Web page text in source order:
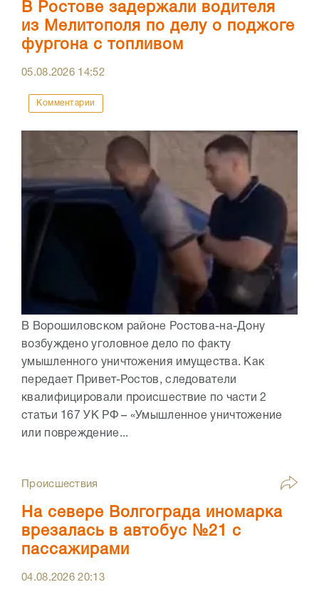
В Ростове задержали водителя
из Мелитополя по делу о поджоге
фургона с топливом
05.08.2026 14:52
Комментарии
В Ворошиловском районе Ростова-на-Дону
возбуждено уголовное дело по факту
умышленного уничтожения имущества. Как
передает Привет-Ростов, следователи
квалифицировали происшествие по части 2
статьи 167 УК РФ – «Умышленное уничтожение
или повреждение...
Происшествия
На севере Волгограда иномарка
врезалась в автобус №21 с
пассажирами
04.08.202620:13